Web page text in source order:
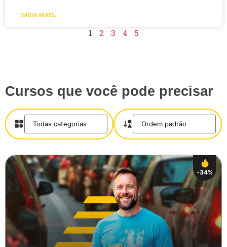
SAIBA MAIS»
1 2 3 4 5
Cursos que você pode precisar
-34%